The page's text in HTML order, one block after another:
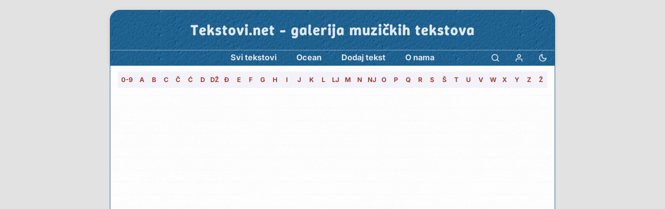
Tekstovi.net - galerija muzičkih tekstova
Svi tekstovi Ocean Dodaj tekst O nama
0-9 A B C Č Ć D DŽ Đ E F G H I J K L LJ M N NJ O P Q R S Š T U V W X Y Z Ž